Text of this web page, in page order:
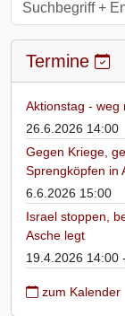
Termine
Aktionstag - weg
26.6.2026 14:00
Gegen Kriege,
Sprengköpfen in
6.6.2026 15:00
Israel stoppen,
Asche legt
19.4.2026 14:00
zum Kalender